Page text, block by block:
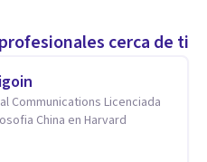
cerca de ti
Communications Licenciada
Filosofia China en Harvard